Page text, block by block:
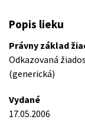
Popis lieku
Právny základ
Odkazovaná
(generická)
Vydané
17.05.2006